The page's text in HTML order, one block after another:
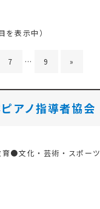
を表示中）
7 … 9 »
アノ指導者協会
●文化・芸術・スポーツ